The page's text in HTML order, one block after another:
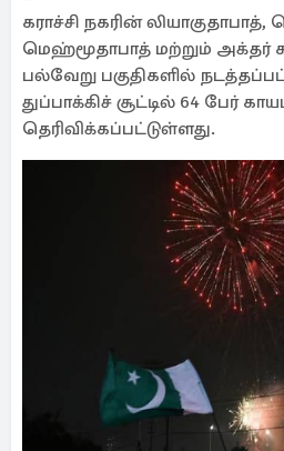
கராச்சி நகரின் லியாகுதாபாத்,
மெஹ்மூதாபாத் மற்றும் அக்தர்
பல்வேறு பகுதிகளில்
துப்பாக்கிச் சூட்டில் 64 பேர்
தெரிவிக்கப்பட்டுள்ளது.